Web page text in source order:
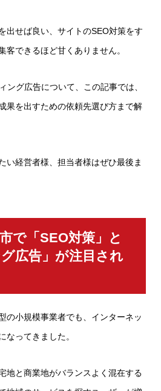
出せば良い、サイトのSEO対策をす
客できるほど甘くありません。
ング広告について、この記事では、
果を出すための依頼先選び方まで解
い経営者様、担当者様はぜひ最後ま
で「SEO対策」と
グ広告」が注目され
の小規模事業者でも、インターネッ
なってきました。
地と商業地がバランスよく混在する